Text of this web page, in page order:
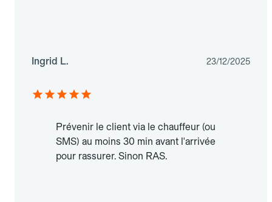
Ingrid L. 23/12/2025
Prévenir le client via le chauffeur (ou
SMS) au moins 30 min avant l'arrivée
pour rassurer. Sinon RAS.